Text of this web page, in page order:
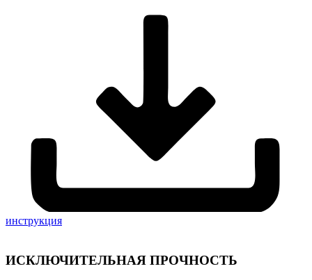
инструкция
ИСКЛЮЧИТЕЛЬНАЯ ПРОЧНОСТЬ